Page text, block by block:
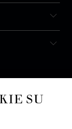
SU